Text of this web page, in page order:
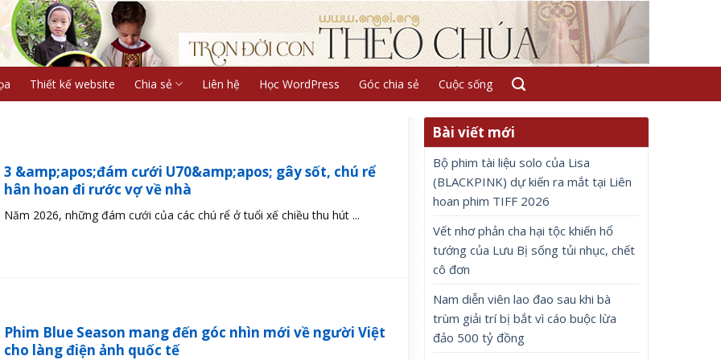
Thiết kế website Chia sẻ Liên hệ Học WordPress Góc chia sẻ Cuộc sống
3 &amp;apos;đám cưới U70&amp;apos; gây sốt, chú rể
hân hoan đi rước vợ về nhà
Năm 2026, những đám cưới của các chú rể ở tuổi xế chiều thu hút ...
Phim Blue Season mang đến góc nhìn mới về người Việt
cho làng điện ảnh quốc tế
Bài viết mới
Bộ phim tài liệu solo của Lisa
(BLACKPINK) dự kiến ra mắt tại Liên
hoan phim TIFF 2026
Vết nhơ phản cha hại tộc khiến hổ
tướng của Lưu Bị sống tủi nhục, chết
cô đơn
Nam diễn viên lao đao sau khi bà
trùm giải trí bị bắt vì cáo buộc lừa
đảo 500 tỷ đồng